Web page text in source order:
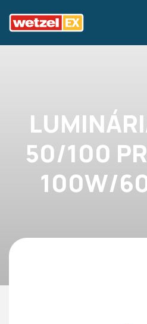
50/100
100W/